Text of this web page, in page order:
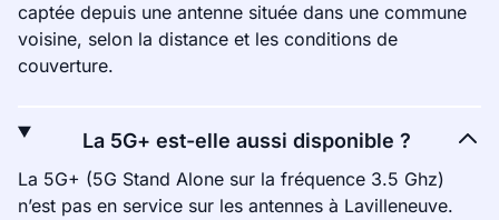
captée depuis une antenne située dans une commune
voisine, selon la distance et les conditions de
couverture.
La 5G+ est-elle aussi disponible ?
La 5G+ (5G Stand Alone sur la fréquence 3.5 Ghz)
n’est pas en service sur les antennes à Lavilleneuve.